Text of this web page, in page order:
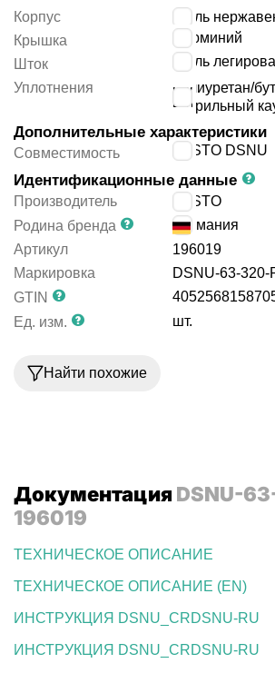
Корпус
сталь
Крышка
алюминий
Шток
сталь
Уплотнения
полиуретан/
нитрильный
Дополнительные характеристики
Совместимость FESTO DSNU
Идентификационные данные
Производитель
FESTO
Родина бренда
Германия
Артикул
196019
Маркировка
DSNU-63-320-
GTIN
Ед. изм.
шт.
Найти похожие
Документация DSNU-
196019
ТЕХНИЧЕСКОЕ ОПИСАНИЕ
ТЕХНИЧЕСКОЕ ОПИСАНИЕ (EN)
ИНСТРУКЦИЯ DSNU_CRDSNU-RU
ИНСТРУКЦИЯ DSNU_CRDSNU-RU